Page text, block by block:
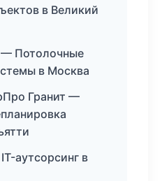
в Великий
Потолочные
в Москва
Гранит —
аутсорсинг в